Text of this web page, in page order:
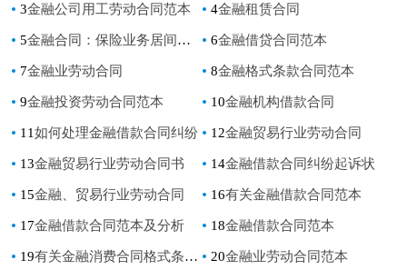
3金融公司用工劳动合同范本 4金融租赁合同
5金融合同：保险业务居间合约 6金融借贷合同范本
7金融业劳动合同 8金融格式条款合同范本
9金融投资劳动合同范本 10金融机构借款合同
11如何处理金融借款合同纠纷 12金融贸易行业劳动合同
13金融贸易行业劳动合同书 14金融借款合同纠纷起诉状
15金融、贸易行业劳动合同 16有关金融借款合同范本
17金融借款合同范本及分析 18金融借款合同范本
19有关金融消费合同格式条款问题探讨对青海金融机构的调研论文 20金融业劳动合同范本